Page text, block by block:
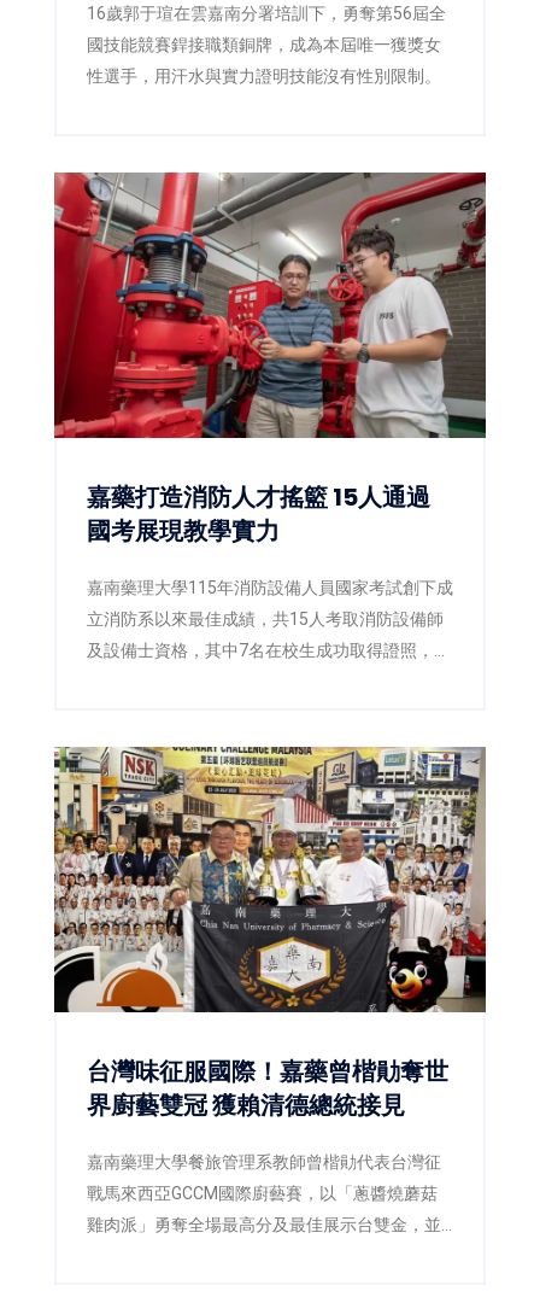
16歲郭于瑄在雲嘉南分署培訓下，勇奪第56屆全
國技能競賽銲接職類銅牌，成為本屆唯一獲獎女
性選手，用汗水與實力證明技能沒有性別限制。
嘉藥打造消防人才搖籃 15人通過
國考展現教學實力
嘉南藥理大學115年消防設備人員國家考試創下成
立消防系以來最佳成績，共15人考取消防設備師
及設備士資格，其中7名在校生成功取得證照，展
台灣味征服國際！嘉藥曾楷勛奪世
界廚藝雙冠 獲賴清德總統接見
嘉南藥理大學餐旅管理系教師曾楷勛代表台灣征
戰馬來西亞GCCM國際廚藝賽，以「蔥醬燒蘑菇
雞肉派」勇奪全場最高分及最佳展示台雙金，並